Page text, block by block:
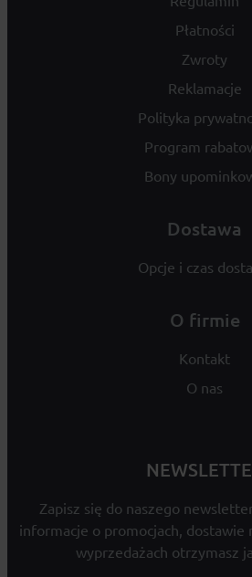
Płatności
Zwroty
Reklamacje
Polityka
Program
Bony
Dostawa
Opcje i czas
O firmie
Kontakt
O nas
Zapisz się do naszego
informacje o promocjach, dostawie
wyprzedażach otrzymasz